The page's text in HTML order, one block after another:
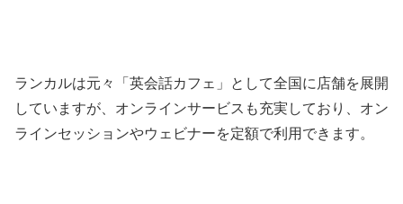
ランカルは元々「英会話カフェ」として全国に店舗を展開
していますが、オンラインサービスも充実しており、オン
ラインセッションやウェビナーを定額で利用できます。